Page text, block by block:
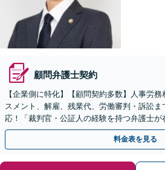
顧問弁護士契約
【企業側に特化】【顧問契約多数】人事労
スメント、解雇、残業代、労働審判・訴訟
応！「裁判官・公証人の経験を持つ弁護士
先は数十万人規模の企業から数十人規模の企
料金表を見る